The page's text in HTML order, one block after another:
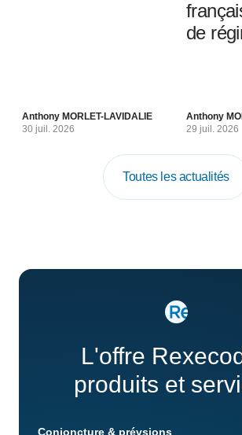
Anthony MORLET-LAVIDALIE
30 juil. 2026
de
Anthony
29 juil. 2026
Toutes les actualités
L'offre
produits et
Conjoncture & prévsions